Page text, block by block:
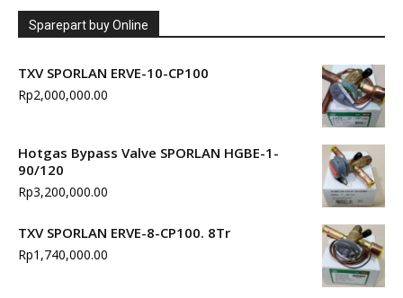
Sparepart buy Online
TXV SPORLAN ERVE-10-CP100
Rp2,000,000.00
Hotgas Bypass Valve SPORLAN HGBE-1-
90/120
Rp3,200,000.00
TXV SPORLAN ERVE-8-CP100. 8Tr
Rp1,740,000.00